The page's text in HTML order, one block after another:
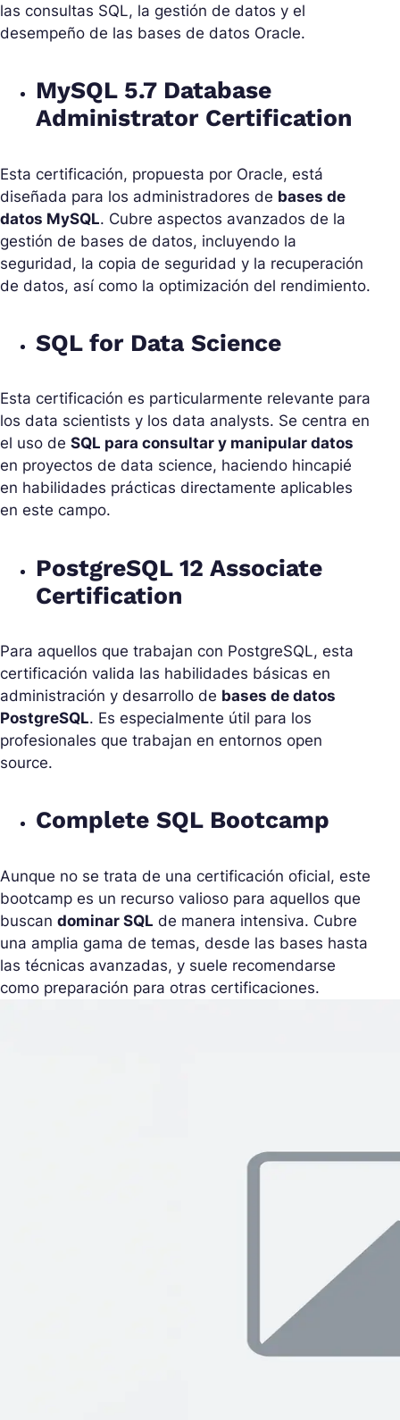
las consultas SQL, la gestión de datos y el
desempeño de las bases de datos Oracle.
MySQL 5.7 Database
Administrator Certification
Esta certificación, propuesta por Oracle, está
diseñada para los administradores de bases de
datos MySQL. Cubre aspectos avanzados de la
gestión de bases de datos, incluyendo la
seguridad, la copia de seguridad y la recuperación
de datos, así como la optimización del rendimiento.
SQL for Data Science
Esta certificación es particularmente relevante para
los data scientists y los data analysts. Se centra en
el uso de SQL para consultar y manipular datos
en proyectos de data science, haciendo hincapié
en habilidades prácticas directamente aplicables
en este campo.
PostgreSQL 12 Associate
Certification
Para aquellos que trabajan con PostgreSQL, esta
certificación valida las habilidades básicas en
administración y desarrollo de bases de datos
PostgreSQL. Es especialmente útil para los
profesionales que trabajan en entornos open
source.
Complete SQL Bootcamp
Aunque no se trata de una certificación oficial, este
bootcamp es un recurso valioso para aquellos que
buscan dominar SQL de manera intensiva. Cubre
una amplia gama de temas, desde las bases hasta
las técnicas avanzadas, y suele recomendarse
como preparación para otras certificaciones.